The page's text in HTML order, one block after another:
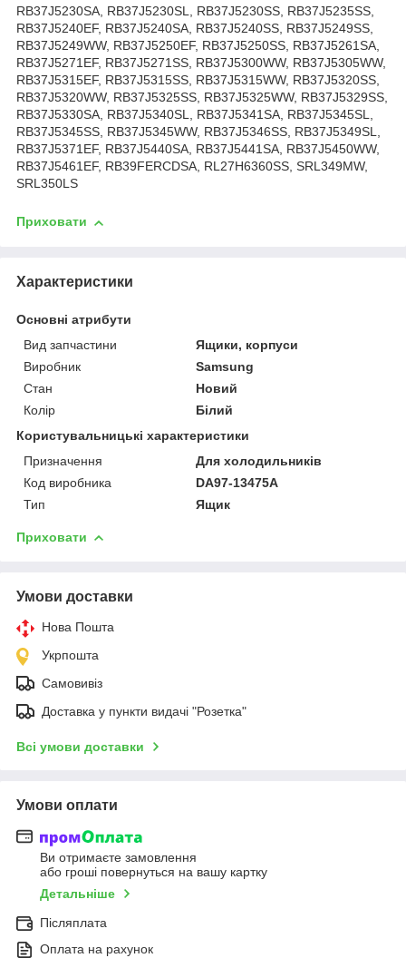
RB37J5230SA, RB37J5230SL, RB37J5230SS, RB37J5235SS,
RB37J5240EF, RB37J5240SA, RB37J5240SS, RB37J5249SS,
RB37J5249WW, RB37J5250EF, RB37J5250SS, RB37J5261SA,
RB37J5271EF, RB37J5271SS, RB37J5300WW, RB37J5305WW,
RB37J5315EF, RB37J5315SS, RB37J5315WW, RB37J5320SS,
RB37J5320WW, RB37J5325SS, RB37J5325WW, RB37J5329SS,
RB37J5330SA, RB37J5340SL, RB37J5341SA, RB37J5345SL,
RB37J5345SS, RB37J5345WW, RB37J5346SS, RB37J5349SL,
RB37J5371EF, RB37J5440SA, RB37J5441SA, RB37J5450WW,
RB37J5461EF, RB39FERCDSA, RL27H6360SS, SRL349MW,
SRL350LS
Приховати
Характеристики
Основні атрибути
Вид запчастини
Ящики, корпуси
Виробник
Samsung
Стан
Новий
Колір
Білий
Користувальницькі характеристики
Призначення
Для холодильників
Код виробника
DA97-13475A
Тип
Ящик
Приховати
Умови доставки
Нова Пошта
Укрпошта
Самовивіз
Доставка у пункти видачі "Розетка"
Всі умови доставки
Умови оплати
Ви отримаєте замовлення
або гроші повернуться на вашу картку
Детальніше
Післяплата
Оплата на рахунок